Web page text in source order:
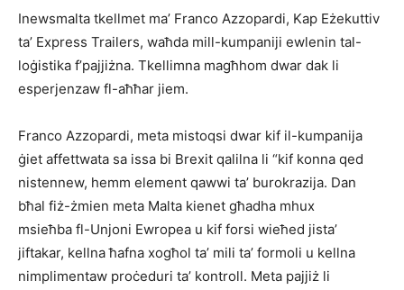
Inewsmalta tkellmet ma’ Franco Azzopardi, Kap Eżekuttiv
ta’ Express Trailers, waħda mill-kumpaniji ewlenin tal-
loġistika f’pajjiżna. Tkellimna magħhom dwar dak li
esperjenzaw fl-aħħar jiem.
Franco Azzopardi, meta mistoqsi dwar kif il-kumpanija
ġiet affettwata sa issa bi Brexit qalilna li “kif konna qed
nistennew, hemm element qawwi ta’ burokrazija. Dan
bħal fiż-żmien meta Malta kienet għadha mhux
msieħba fl-Unjoni Ewropea u kif forsi wieħed jista’
jiftakar, kellna ħafna xogħol ta’ mili ta’ formoli u kellna
nimplimentaw proċeduri ta’ kontroll. Meta pajjiż li